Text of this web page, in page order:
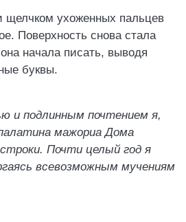
щелчком ухоженных пальцев
Поверхность снова стала
начала писать, выводя
буквы.
и подлинным почтением я,
мажориа Дома
Почти целый год я
всевозможным мучениям